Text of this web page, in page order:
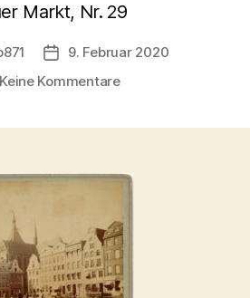
Markt, Nr. 29
Veröffentlichungsdatum
9. Februar 2020
Keine Kommentarezu
kab